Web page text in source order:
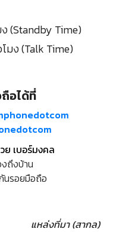
(Standby Time)
มง (Talk Time)
อได้ที่
ย เบอร์มงคล
ถึงบ้าน
นรอยมือถือ
แหล่งที่มา (สากล)